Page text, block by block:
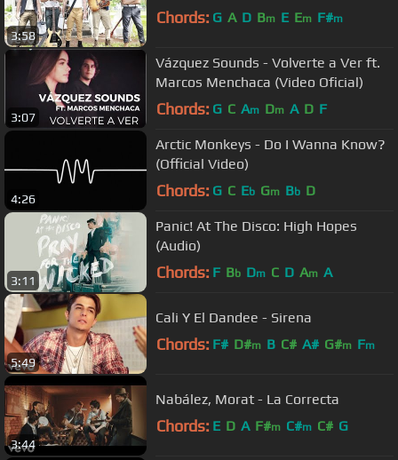
3:58
Chords: G A D Bm E Em F#m
3:07
Vázquez Sounds - Volverte a Ver ft.
Marcos Menchaca (Video Oficial)
Chords: G C Am Dm A D F
4:26
Arctic Monkeys - Do I Wanna Know?
(Official Video)
Chords: G C Eb Gm Bb D
3:11
Panic! At The Disco: High Hopes
(Audio)
Chords: F Bb Dm C D Am A
5:49
Cali Y El Dandee - Sirena
Chords: F# D#m B C# A# G#m Fm
3:44
Nabález, Morat - La Correcta
Chords: E D A F#m C#m C# G